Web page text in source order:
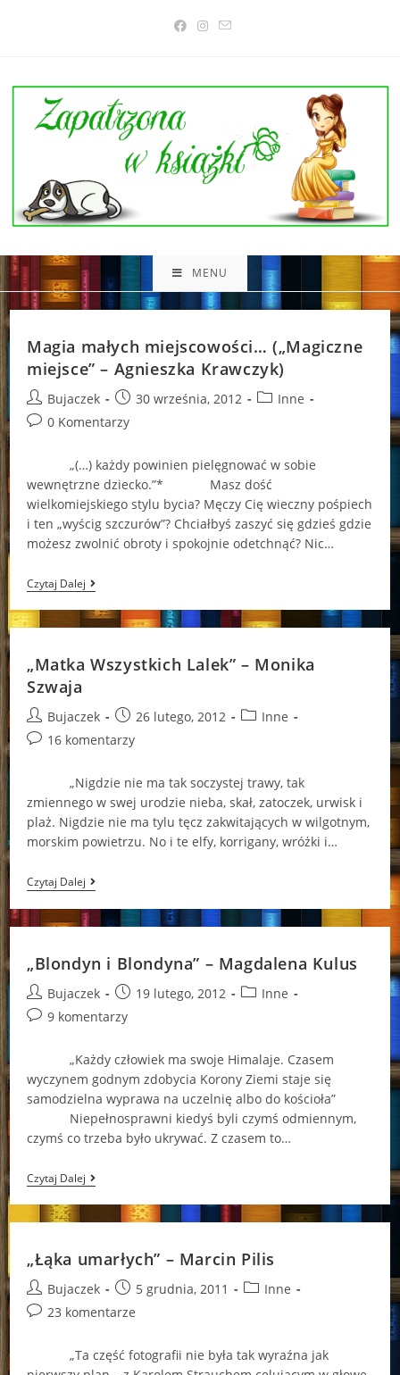
MENU
Magia małych miejscowości… („Magiczne
miejsce” – Agnieszka Krawczyk)
Post
author:
Bujaczek
Post
published:
30 września, 2012
PostInne
Post0 Komentarzy
„(…) każdy powinien pielęgnować w sobie
wewnętrzne dziecko.”* Masz dość
wielkomiejskiego stylu bycia? Męczy Cię wieczny pośpiech
i ten „wyścig szczurów”? Chciałbyś zaszyć się gdzieś gdzie
możesz zwolnić obroty i spokojnie odetchnąć? Nic…
Czytaj DalejMagia
Małych
Miejscowości…
(„Magiczne
Agnieszka
„Matka Wszystkich Lalek” – Monika
Szwaja
Post
author:
Bujaczek
Post
published:
26 lutego, 2012
PostInne
Post16 komentarzy
„Nigdzie nie ma tak soczystej trawy, tak
zmiennego w swej urodzie nieba, skał, zatoczek, urwisk i
plaż. Nigdzie nie ma tylu tęcz zakwitających w wilgotnym,
morskim powietrzu. No i te elfy, korrigany, wróżki i…
Czytaj Dalej„Matka
Wszystkich
Lalek”
–
Szwaja
„Blondyn i Blondyna” – Magdalena Kulus
Post
author:
Bujaczek
Post
published:
19 lutego, 2012
PostInne
Post9 komentarzy
„Każdy człowiek ma swoje Himalaje. Czasem
wyczynem godnym zdobycia Korony Ziemi staje się
samodzielna wyprawa na uczelnię albo do kościoła”
Niepełnosprawni kiedyś byli czymś odmiennym,
czymś co trzeba było ukrywać. Z czasem to…
Czytaj Dalej„Blondyn
I
Blondyna”
–
„Łąka umarłych” – Marcin Pilis
Post
author:
Bujaczek
Post
published:
5 grudnia, 2011
PostInne
Post23 komentarze
„Ta część fotografii nie była tak wyraźna jak